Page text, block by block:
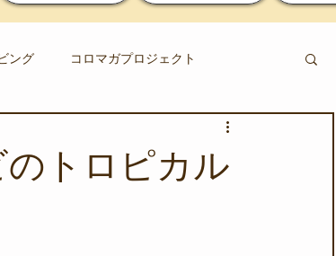
ング コロマガプロジェクト
アカモク養殖実験
のトロピカル